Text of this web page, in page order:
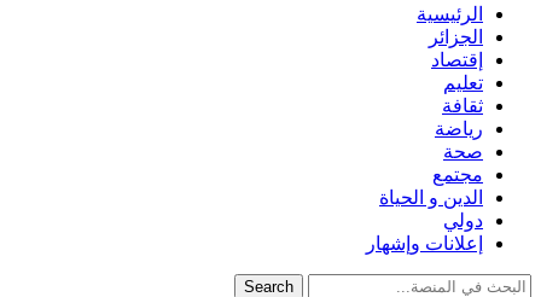
الرئيسية
الجزائر
إقتصاد
تعليم
ثقافة
رياضة
صحة
مجتمع
الدين و الحياة
دولي
إعلانات وإشهار
Search